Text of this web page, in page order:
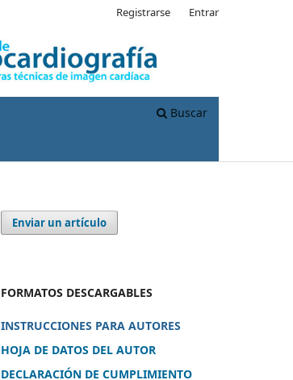
Buscar
Registrarse Entrar
Enviar un artículo
FORMATOS DESCARGABLES
INSTRUCCIONES PARA AUTORES
HOJA DE DATOS DEL AUTOR
DECLARACIÓN DE CUMPLIMIENTO